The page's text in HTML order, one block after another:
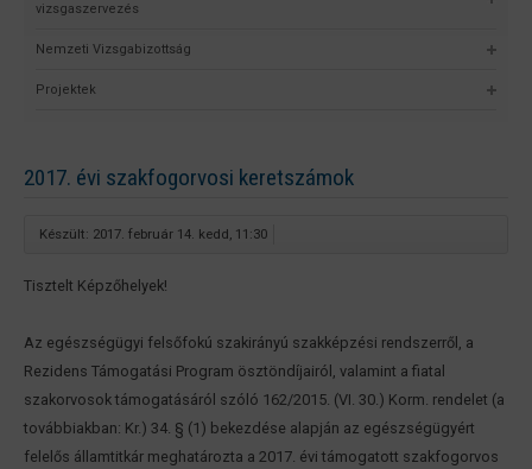
vizsgaszervezés
Nemzeti Vizsgabizottság
Projektek
2017. évi szakfogorvosi keretszámok
Készült: 2017. február 14. kedd, 11:30
Tisztelt Képzőhelyek!
Az egészségügyi felsőfokú szakirányú szakképzési rendszerről, a
Rezidens Támogatási Program ösztöndíjairól, valamint a fiatal
szakorvosok támogatásáról szóló 162/2015. (VI. 30.) Korm. rendelet (a
továbbiakban: Kr.) 34. § (1) bekezdése alapján az egészségügyért
felelős államtitkár meghatározta a 2017. évi támogatott szakfogorvos